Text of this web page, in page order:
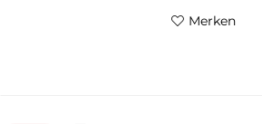
Merken